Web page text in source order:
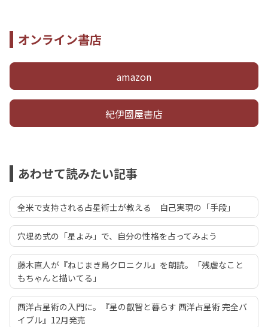
オンライン書店
amazon
紀伊國屋書店
あわせて読みたい記事
全米で支持される占星術士が教える 自己実現の「手段」
穴埋め式の「星よみ」で、自分の性格を占ってみよう
藤木直人が『ねじまき鳥クロニクル』を朗読。「残虐なこと
もちゃんと描いてる」
西洋占星術の入門に。『星の叡智と暮らす 西洋占星術 完全バ
イブル』12月発売